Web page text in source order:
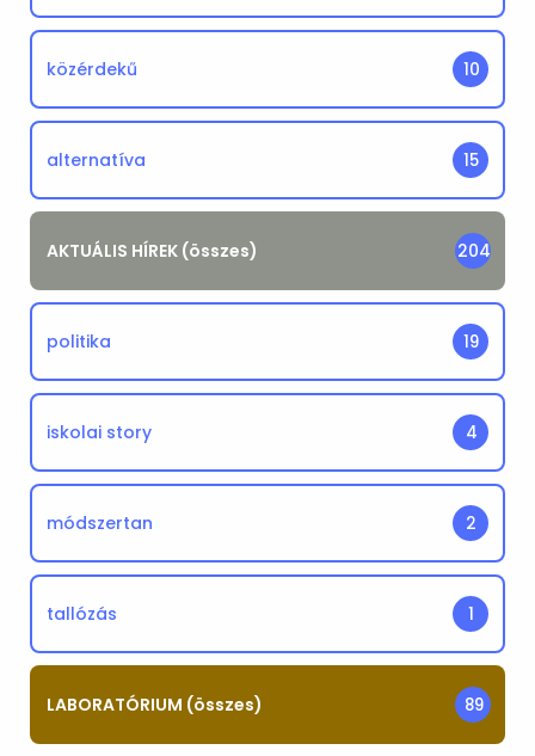
közérdekű 10
alternatíva 15
AKTUÁLIS HÍREK (összes) 204
politika 19
iskolai story 4
módszertan 2
tallózás 1
LABORATÓRIUM (összes) 89